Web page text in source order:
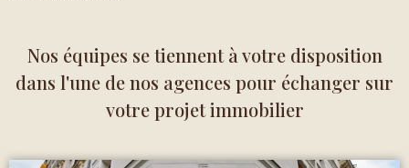
Nos équipes se tiennent à votre disposition
dans l'une de nos agences pour échanger sur
votre projet immobilier